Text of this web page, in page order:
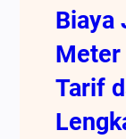
Biaya
Meter
Tarif